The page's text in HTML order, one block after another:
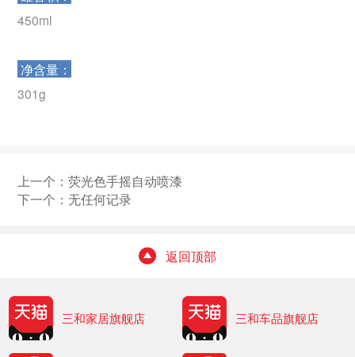
450ml
净含量：
301g
上一个：荧光色手摇自动喷漆
下一个：无任何记录
返回顶部
三和家居旗舰店 三和车品旗舰店